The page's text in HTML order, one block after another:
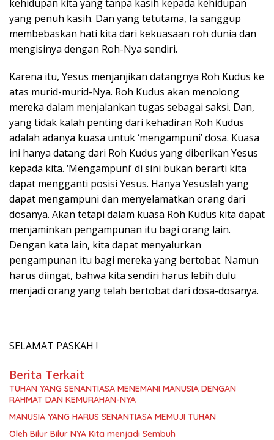
kehidupan kita yang tanpa kasih kepada kehidupan
yang penuh kasih. Dan yang tetutama, Ia sanggup
membebaskan hati kita dari kekuasaan roh dunia dan
mengisinya dengan Roh-Nya sendiri.
Karena itu, Yesus menjanjikan datangnya Roh Kudus ke
atas murid-murid-Nya. Roh Kudus akan menolong
mereka dalam menjalankan tugas sebagai saksi. Dan,
yang tidak kalah penting dari kehadiran Roh Kudus
adalah adanya kuasa untuk ‘mengampuni’ dosa. Kuasa
ini hanya datang dari Roh Kudus yang diberikan Yesus
kepada kita. ‘Mengampuni’ di sini bukan berarti kita
dapat mengganti posisi Yesus. Hanya Yesuslah yang
dapat mengampuni dan menyelamatkan orang dari
dosanya. Akan tetapi dalam kuasa Roh Kudus kita dapat
menjaminkan pengampunan itu bagi orang lain.
Dengan kata lain, kita dapat menyalurkan
pengampunan itu bagi mereka yang bertobat. Namun
harus diingat, bahwa kita sendiri harus lebih dulu
menjadi orang yang telah bertobat dari dosa-dosanya.
SELAMAT PASKAH !
Berita Terkait
TUHAN YANG SENANTIASA MENEMANI MANUSIA DENGAN
RAHMAT DAN KEMURAHAN-NYA
MANUSIA YANG HARUS SENANTIASA MEMUJI TUHAN
Oleh Bilur Bilur NYA Kita menjadi Sembuh